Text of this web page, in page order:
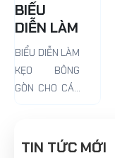
BIỂU
DIỄN LÀM
KẸO
BÔNG
GÒN CHO
BIỂU DIỄN LÀM
KẸO BÔNG
GÒN CHO CÁC
TIN TỨC MỚI